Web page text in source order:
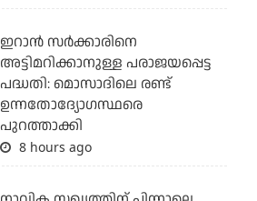
ഇറാന്‍ സര്‍ക്കാരിനെ
അട്ടിമറിക്കാനുള്ള പരാജയപ്പെട്ട
പദ്ധതി: മൊസാദിലെ രണ്ട്
ഉന്നതോദ്യോഗസ്ഥരെ
പുറത്താക്കി
8 hours ago